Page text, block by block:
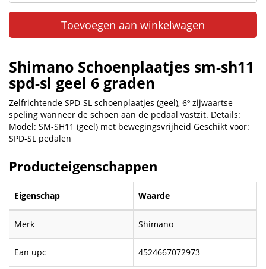
Toevoegen aan winkelwagen
Shimano Schoenplaatjes sm-sh11
spd-sl geel 6 graden
Zelfrichtende SPD-SL schoenplaatjes (geel), 6º zijwaartse
speling wanneer de schoen aan de pedaal vastzit. Details:
Model: SM-SH11 (geel) met bewegingsvrijheid Geschikt voor:
SPD-SL pedalen
Producteigenschappen
Eigenschap Waarde
Merk Shimano
Ean upc 4524667072973